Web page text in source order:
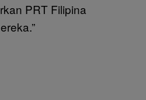
PRT Filipina